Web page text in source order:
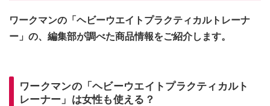
ワークマンの「ヘビーウエイトプラクティカルトレーナ
ー」の、編集部が調べた商品情報をご紹介します。
ワークマンの「ヘビーウエイトプラクティカルト
レーナー」は女性も使える？